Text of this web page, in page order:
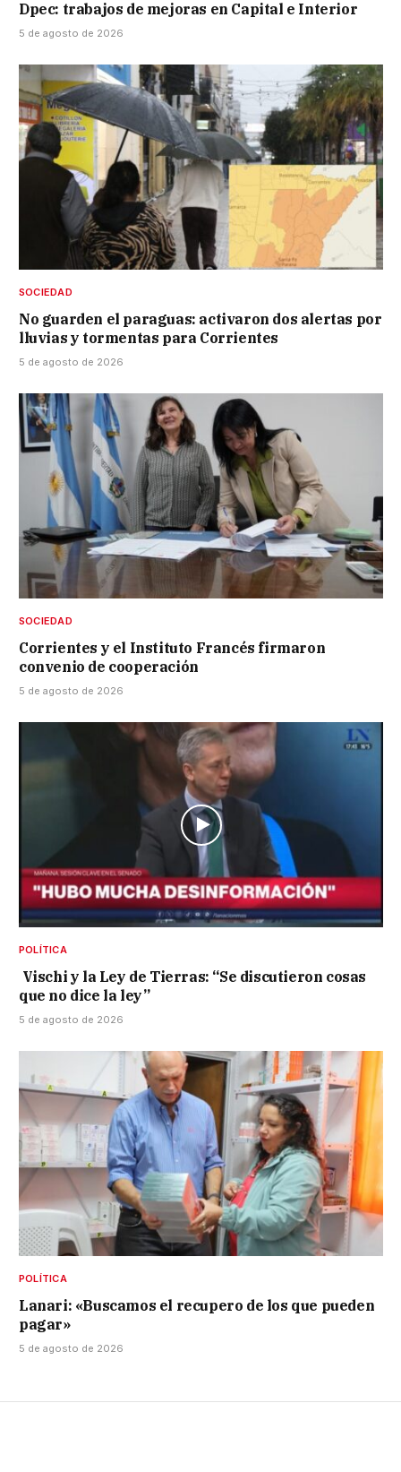
Dpec: trabajos de mejoras en Capital e Interior
5 de agosto de 2026
SOCIEDAD
No guarden el paraguas: activaron dos alertas por
lluvias y tormentas para Corrientes
5 de agosto de 2026
SOCIEDAD
Corrientes y el Instituto Francés firmaron
convenio de cooperación
5 de agosto de 2026
POLÍTICA
Vischi y la Ley de Tierras: “Se discutieron cosas
que no dice la ley”
5 de agosto de 2026
POLÍTICA
Lanari: «Buscamos el recupero de los que pueden
pagar»
5 de agosto de 2026